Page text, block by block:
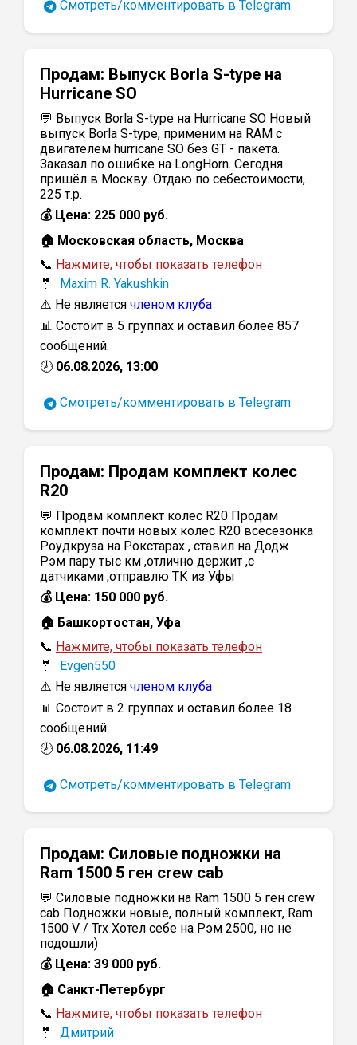
Смотреть/комментировать в Telegram
Продам: Выпуск Borla S-type на
Нurricane SO
💬 Выпуск Borla S-type на Нurricane SO Новый
выпуск Borla S-type, применим на RAM с
двигателем hurricane SO без GT - пакета.
Заказал по ошибке на LongHorn. Сегодня
пришёл в Москву. Отдаю по себестоимости,
225 т.р.
💰 Цена: 225 000 руб.
🏠 Московская область, Москва
📞 Нажмите, чтобы показать телефон
🤵
Maxim R. Yakushkin
⚠️ Не является членом клуба
📊 Состоит в 5 группах и оставил более 857
сообщений.
🕗 06.08.2026, 13:00
Смотреть/комментировать в Telegram
Продам: Продам комплект колес
R20
💬 Продам комплект колес R20 Продам
комплект почти новых колес R20 всесезонка
Роудкруза на Рокстарах , ставил на Додж
Рэм пару тыс км ,отлично держит ,с
датчиками ,отправлю ТК из Уфы
💰 Цена: 150 000 руб.
🏠 Башкортостан, Уфа
📞 Нажмите, чтобы показать телефон
🤵
Evgen550
⚠️ Не является членом клуба
📊 Состоит в 2 группах и оставил более 18
сообщений.
🕗 06.08.2026, 11:49
Смотреть/комментировать в Telegram
Продам: Силовые подножки на
Ram 1500 5 ген crew cab
💬 Силовые подножки на Ram 1500 5 ген crew
cab Подножки новые, полный комплект, Ram
1500 V / Trx Хотел себе на Рэм 2500, но не
подошли)
💰 Цена: 39 000 руб.
🏠 Санкт-Петербург
📞 Нажмите, чтобы показать телефон
🤵
Дмитрий